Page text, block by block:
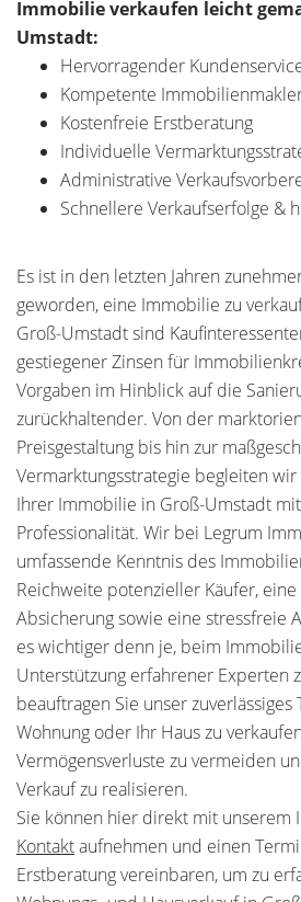
Immobilie verkaufen leicht
Umstadt:
Hervorragender
Kompetente
Kostenfreie Erstberatung
Individuelle
Administrative
Schnellere Verkaufserfolge &
Es ist in den letzten Jahren
geworden, eine Immobilie zu
Groß-Umstadt sind
gestiegener Zinsen für
Vorgaben im Hinblick auf die
zurückhaltender. Von der
Preisgestaltung bis hin zur
Vermarktungsstrategie begleiten
Ihrer Immobilie in Groß-Umstadt
Professionalität. Wir bei Legrum
umfassende Kenntnis des
Reichweite potenzieller Käufer,
Absicherung sowie eine stressfreie
es wichtiger denn je, beim
Unterstützung erfahrener Experten
beauftragen Sie unser zuverlässiges
Wohnung oder Ihr Haus zu
Vermögensverluste zu vermeiden
Verkauf zu realisieren.
Sie können hier direkt mit unserem
Kontaktaufnehmen und einen
Erstberatung vereinbaren, um zu